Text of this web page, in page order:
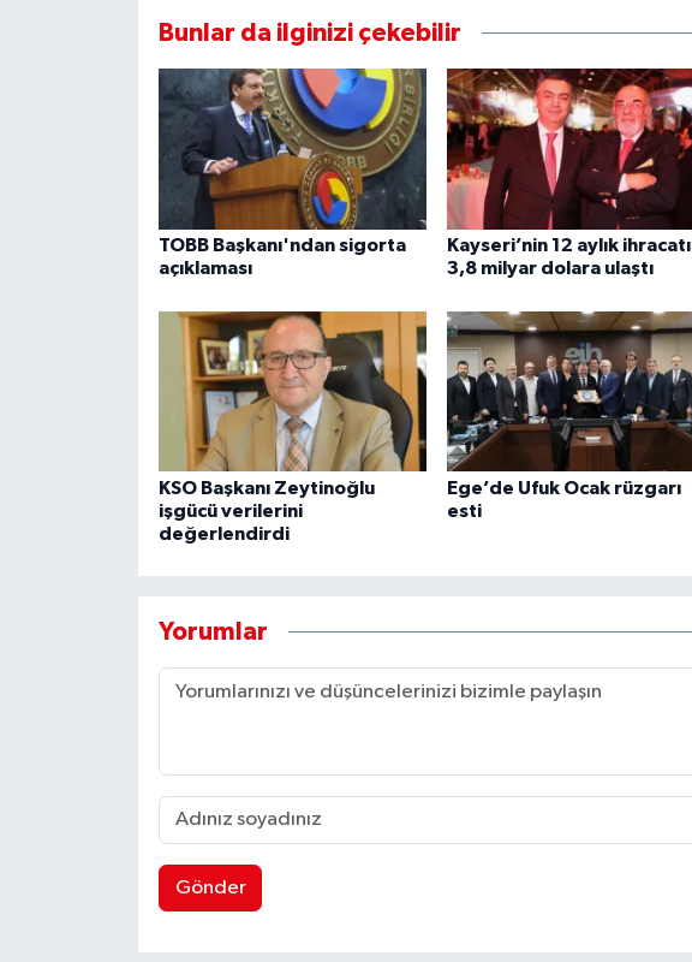
Bunlar da ilginizi çekebilir
TOBB Başkanı'ndan sigorta
açıklaması
Kayseri’nin 12 aylık ihracatı
3,8 milyar dolara ulaştı
KSO Başkanı Zeytinoğlu
işgücü verilerini
değerlendirdi
Ege’de Ufuk Ocak rüzgarı
esti
Yorumlar
Gönder